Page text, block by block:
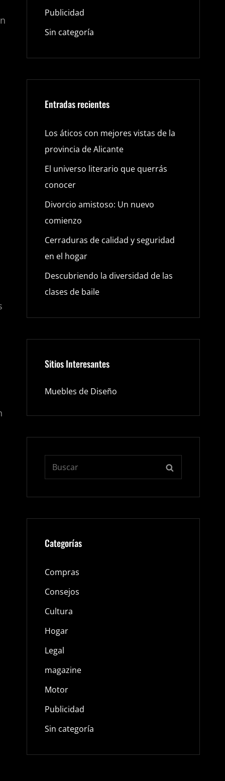
Publicidad
Sin categoría
Entradas recientes
Los áticos con mejores vistas de la
provincia de Alicante
El universo literario que querrás
conocer
Divorcio amistoso: Un nuevo
comienzo
Cerraduras de calidad y seguridad
en el hogar
Descubriendo la diversidad de las
clases de baile
Sitios Interesantes
Muebles de Diseño
Categorías
Compras
Consejos
Cultura
Hogar
Legal
magazine
Motor
Publicidad
Sin categoría